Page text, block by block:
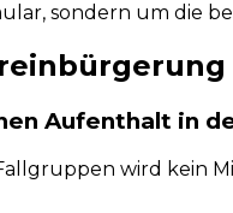
sondern um die
Aufenthalt in
wird kein